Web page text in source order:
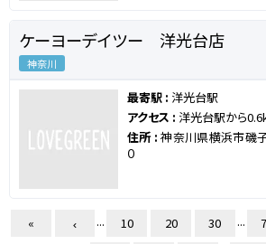
ケーヨーデイツー 洋光台店
神奈川
最寄駅 : 洋光台駅
アクセス : 洋光台駅から
住所 :神奈川県横浜市磯
０
« ... 10 20 30 ...